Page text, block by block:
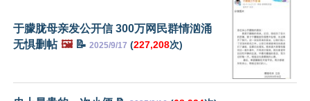
于朦胧母亲发公开信 300万网民群情汹涌
无惧删帖 🖼️📝 2025/9/17 (227,208次)